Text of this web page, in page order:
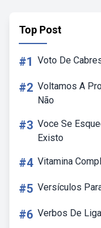
Top Post
#1 Voto De
#2 Voltamos A
Não
#3 Voce Se
Existo
#4 Vitamina
#5 Versículos
#6 Verbos De